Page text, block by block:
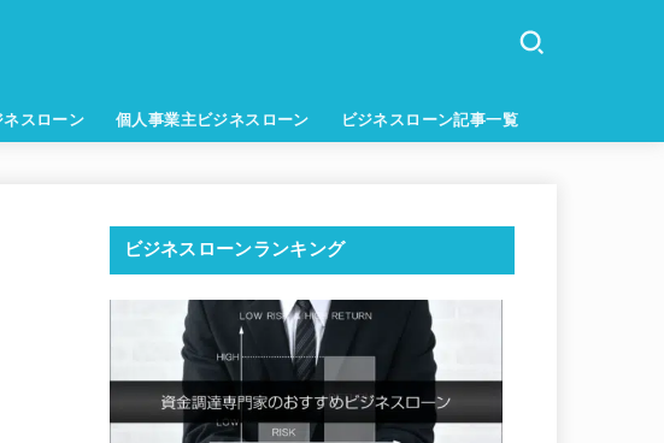
スローン 個人事業主ビジネスローン ビジネスローン記事一覧
ビジネスローンランキング